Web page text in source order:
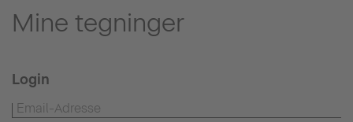
Mine tegninger
Login